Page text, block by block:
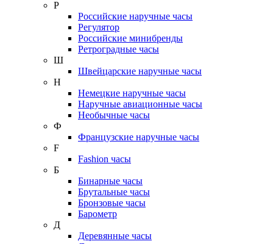
Р
Российские наручные часы
Регулятор
Российские минибренды
Ретроградные часы
Ш
Швейцарские наручные часы
Н
Немецкие наручные часы
Наручные авиационные часы
Необычные часы
Ф
Французские наручные часы
F
Fashion часы
Б
Бинарные часы
Брутальные часы
Бронзовые часы
Барометр
Д
Деревянные часы